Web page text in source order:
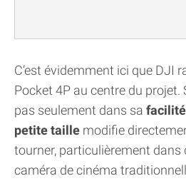
C’est évidemment ici que DJI
Pocket 4P au centre du projet.
pas seulement dans sa
petite taille modifie
tourner, particulièrement dans
caméra de cinéma